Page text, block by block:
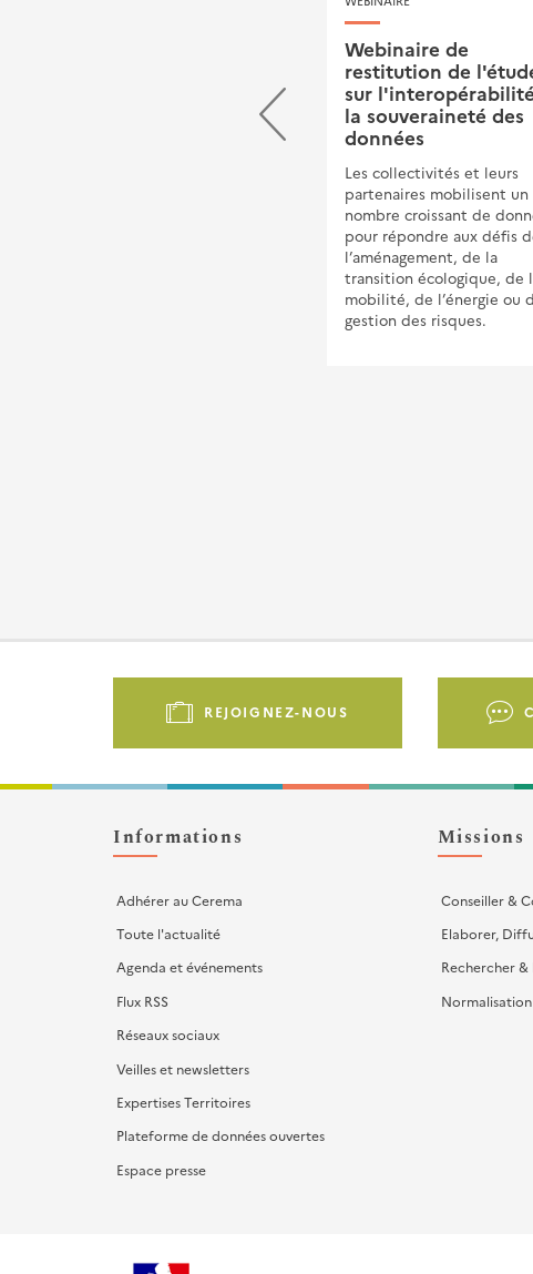
Webinaire de
restitution de
sur
la souveraineté des
données
Les collectivités et leurs
partenaires mobilisent un
nombre croissant de
pour répondre aux défis
l’aménagement, de la
transition écologique, de
mobilité, de l’énergie ou
gestion des risques.
Pied
Liens
d'actions
REJOIGNEZ-NOUS
Informations
Adhérer au Cerema
Toute l'actualité
Agenda et événements
Flux RSS
Réseaux sociaux
Veilles et newsletters
Expertises Territoires
Plateforme de données ouvertes
Espace presse
Missions
Conseiller &
Elaborer,
Rechercher &
Normalisation